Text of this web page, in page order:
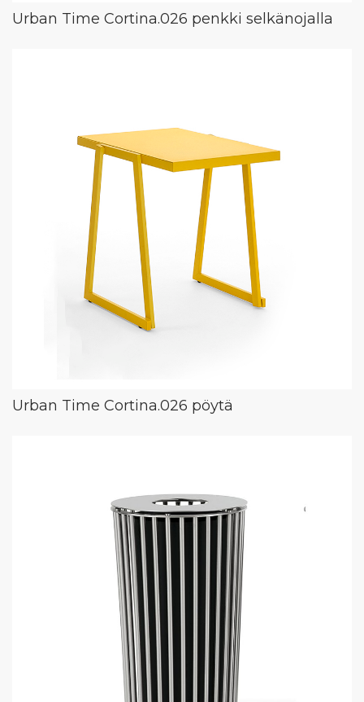
Urban Time Cortina.026 penkki selkänojalla
Urban Time Cortina.026 pöytä